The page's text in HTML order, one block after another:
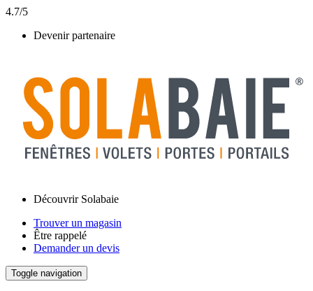
4.7/5
Devenir partenaire
Découvrir Solabaie
Trouver un magasin
Être rappelé
Demander un devis
Toggle navigation